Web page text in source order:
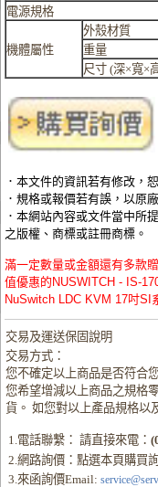
電源規格
機體屬性
外殼材質
重量
尺寸 (深×寬×
．本文件的資訊若有修改，
．規格或報價若有誤，以原
．本網站內容或文件當中所
之版權、商標或註冊商標。
滿一定數量或金額還有多款
值優惠的NUSWITCH - IS-
NuSwitch LDC KVM 17吋SI
交易及運送保固說明
交易方式：
您不確定以上商品是否符合
您希望增減以上商品之規格
貨。 如您對以上產品規格以
1.電話聯繫： 請直接來電：
2.網路詢價：點選本頁購買
3.來函詢價Email: